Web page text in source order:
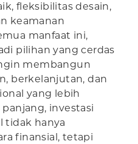
fleksibilitas desain,
keamanan
manfaat ini,
pilihan yang cerdas
membangun
berkelanjutan, dan
yang lebih
investasi
tidak hanya
finansial, tetapi